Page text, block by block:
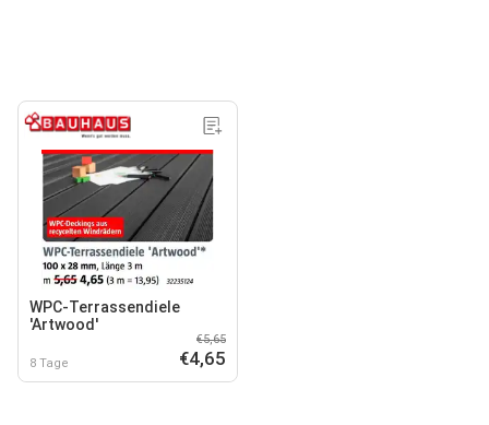
WPC-Terrassendiele
'Artwood'
8 Tage
€5,65
€4,65